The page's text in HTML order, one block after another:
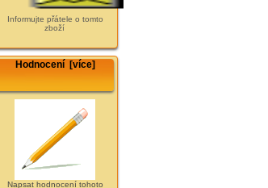
Informujte přátele o tomto
zboží
Hodnocení [více]
Napsat hodnocení tohoto